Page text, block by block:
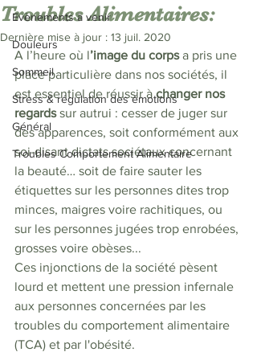
Evènements à venir
Douleurs
Sommeil
Stress & régulation des émotions
Général
Troubles Comportement Alimentaire
Troubles Alimentaires:
Dernière mise à jour : 13 juil. 2020
A l’heure où l’image du corps a pris une
place particulière dans nos sociétés, il
est essentiel de réussir à changer nos
regards sur autrui : cesser de juger sur
des apparences, soit conformément aux
soi-disant dictats sociétaux concernant
la beauté… soit de faire sauter les
étiquettes sur les personnes dites trop
minces, maigres voire rachitiques, ou
sur les personnes jugées trop enrobées,
grosses voire obèses...
Ces injonctions de la société pèsent
lourd et mettent une pression infernale
aux personnes concernées par les
troubles du comportement alimentaire
(TCA) et par l'obésité.